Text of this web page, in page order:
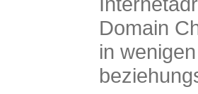
Domain
in